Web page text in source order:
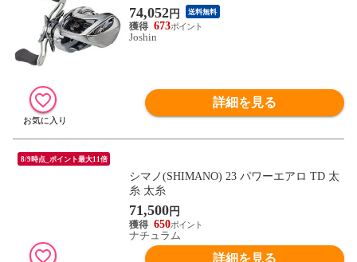
ED SV TW 1000S 22 スティーズ リミテッ
ド SV TW 1000S-XH 【返品種別A】
74,052円 送料無料
673
Joshin
詳細を見る
8/9時点_ポイント最大11倍
シマノ(SHIMANO) 23 パワーエアロ TD 太
糸 太糸
71,500円
650
ナチュラム
詳細を見る